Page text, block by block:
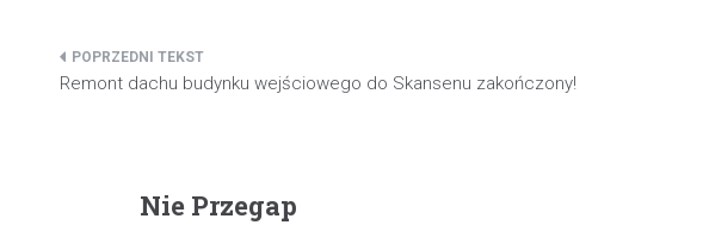
Nawigacja
Remont dachu budynku wejściowego do Skansenu zakończony!
Nie Przegap